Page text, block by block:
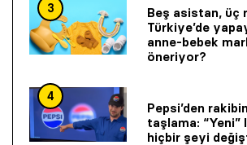
3
Beş asistan, üç
Türkiye’de
anne-bebek
öneriyor?
4
Pepsi’den
taşlama: “Yeni”
hiçbir şeyi